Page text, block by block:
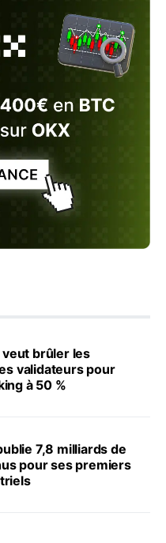
veut brûler les
validateurs pour
à 50 %
7,8 milliards de
pour ses premiers